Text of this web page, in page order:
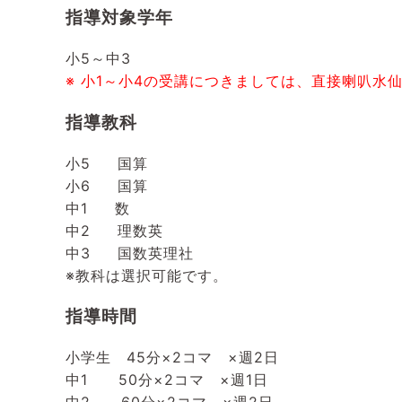
指導対象学年
小5～中3
※ 小1～小4の受講につきましては、直接喇叭水
指導教科
小5
国算
小6
国算
中1
数
中2
理数英
中3
国数英理社
※教科は選択可能です。
指導時間
小学生 45分×2コマ ×週2日
中1 50分×2コマ ×週1日